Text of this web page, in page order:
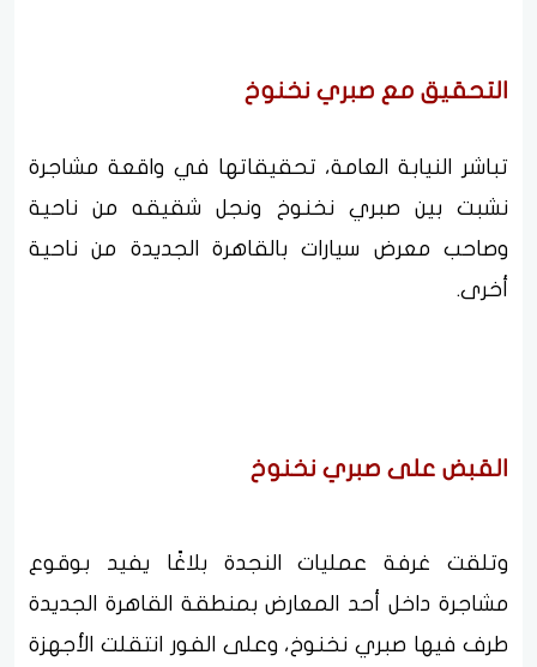
التحقيق مع صبري نخنوخ
تباشر النيابة العامة، تحقيقاتها في واقعة مشاجرة
نشبت بين صبري نخنوخ ونجل شقيقه من ناحية
وصاحب معرض سيارات بالقاهرة الجديدة من ناحية
أخرى.
القبض على صبري نخنوخ
وتلقت غرفة عمليات النجدة بلاغًا يفيد بوقوع
مشاجرة داخل أحد المعارض بمنطقة القاهرة الجديدة
طرف فيها صبري نخنوخ، وعلى الفور انتقلت الأجهزة